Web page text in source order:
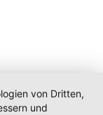
von Dritten,
und